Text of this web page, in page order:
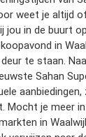
weet je altijd
jou in de buurt
in
te staan.
Sahan
Mocht je meer
in